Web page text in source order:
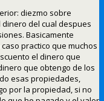
diezmo sobre
del cual despues
Basicamente
practico que muchos
el dinero que
que obtengo de los
esas propiedades,
por la propiedad, si no